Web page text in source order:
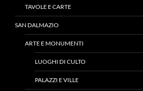
TAVOLE E CARTE
SAN DALMAZIO
ARTE E MONUMENTI
LUOGHI DI CULTO
PALAZZI E VILLE